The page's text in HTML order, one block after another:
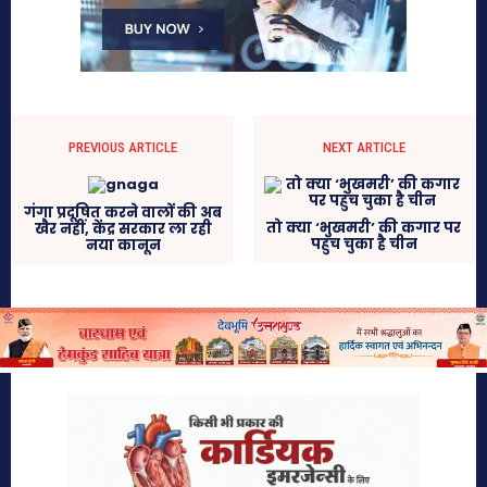
PREVIOUS ARTICLE
गंगा प्रदूषित करने वालों की अब
खैर नहीं, केंद्र सरकार ला रही
नया कानून
NEXT ARTICLE
तो क्या ‘भुखमरी’ की कगार पर
पहुंच चुका है चीन